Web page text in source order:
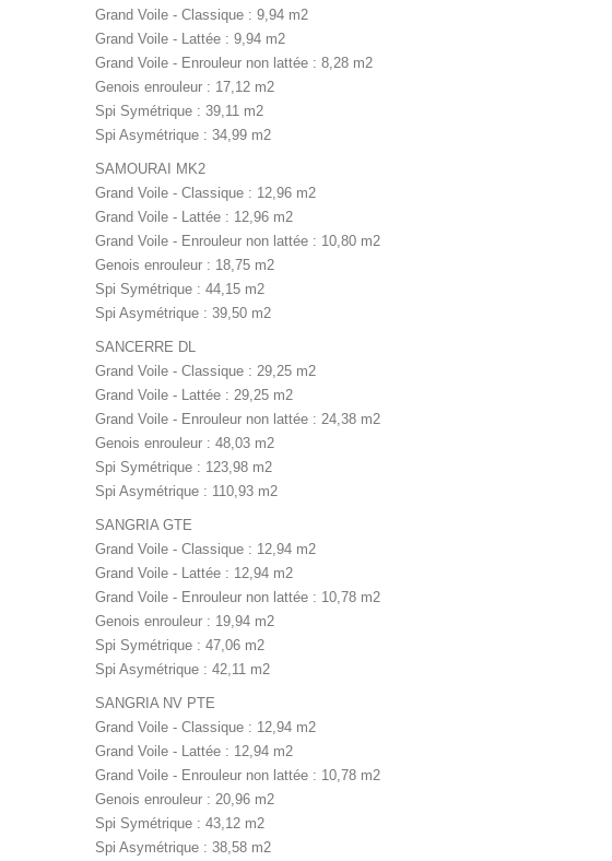
Grand Voile - Classique : 9,94 m2
Grand Voile - Lattée : 9,94 m2
Grand Voile - Enrouleur non lattée : 8,28 m2
Genois enrouleur : 17,12 m2
Spi Symétrique : 39,11 m2
Spi Asymétrique : 34,99 m2
SAMOURAI MK2
Grand Voile - Classique : 12,96 m2
Grand Voile - Lattée : 12,96 m2
Grand Voile - Enrouleur non lattée : 10,80 m2
Genois enrouleur : 18,75 m2
Spi Symétrique : 44,15 m2
Spi Asymétrique : 39,50 m2
SANCERRE DL
Grand Voile - Classique : 29,25 m2
Grand Voile - Lattée : 29,25 m2
Grand Voile - Enrouleur non lattée : 24,38 m2
Genois enrouleur : 48,03 m2
Spi Symétrique : 123,98 m2
Spi Asymétrique : 110,93 m2
SANGRIA GTE
Grand Voile - Classique : 12,94 m2
Grand Voile - Lattée : 12,94 m2
Grand Voile - Enrouleur non lattée : 10,78 m2
Genois enrouleur : 19,94 m2
Spi Symétrique : 47,06 m2
Spi Asymétrique : 42,11 m2
SANGRIA NV PTE
Grand Voile - Classique : 12,94 m2
Grand Voile - Lattée : 12,94 m2
Grand Voile - Enrouleur non lattée : 10,78 m2
Genois enrouleur : 20,96 m2
Spi Symétrique : 43,12 m2
Spi Asymétrique : 38,58 m2